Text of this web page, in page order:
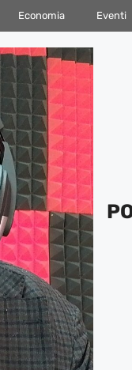
Economia Eventi